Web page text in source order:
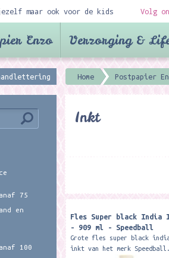
maar ook voor de kids Volg
Enzo Verzorging &
Home Postpapier
Inkt
Fles Super black India
- 909 ml - Speedball
Grote fles super black
inkt van het merk Speedball.
75
en
100